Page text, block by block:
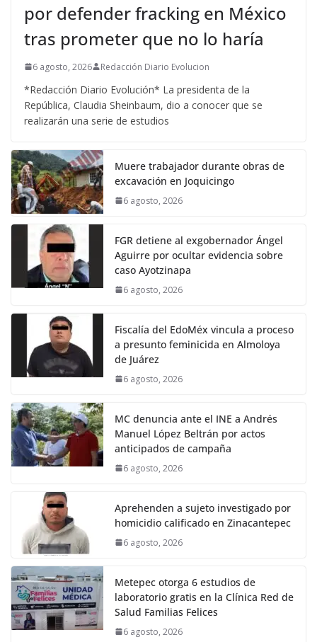
por defender fracking en México
tras prometer que no lo haría
6 agosto, 2026 Redacción Diario Evolucion
*Redacción Diario Evolución* La presidenta de la
República, Claudia Sheinbaum, dio a conocer que se
realizarán una serie de estudios
Muere trabajador durante obras de
excavación en Joquicingo
6 agosto, 2026
FGR detiene al exgobernador Ángel
Aguirre por ocultar evidencia sobre
caso Ayotzinapa
6 agosto, 2026
Fiscalía del EdoMéx vincula a proceso
a presunto feminicida en Almoloya
de Juárez
6 agosto, 2026
MC denuncia ante el INE a Andrés
Manuel López Beltrán por actos
anticipados de campaña
6 agosto, 2026
Aprehenden a sujeto investigado por
homicidio calificado en Zinacantepec
6 agosto, 2026
Metepec otorga 6 estudios de
laboratorio gratis en la Clínica Red de
Salud Familias Felices
6 agosto, 2026